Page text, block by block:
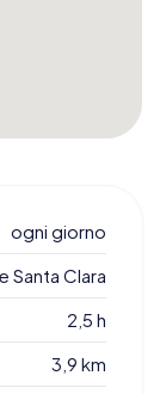
ogni giorno
Santa Clara
2,5 h
3,9 km